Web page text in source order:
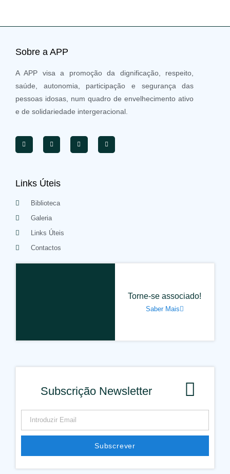
Sobre a APP
A APP visa a promoção da dignificação, respeito,
saúde, autonomia, participação e segurança das
pessoas idosas, num quadro de envelhecimento ativo
e de solidariedade intergeracional.
Links Úteis
Biblioteca
Galeria
Links Úteis
Contactos
Torne-se associado!
Saber Mais
Subscrição Newsletter
Subscrever